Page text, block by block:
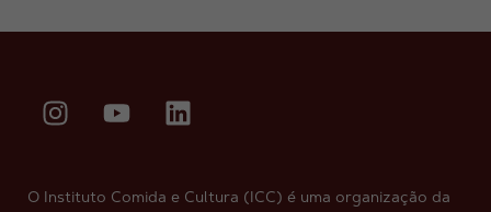
O Instituto Comida e Cultura (ICC) é uma organização da